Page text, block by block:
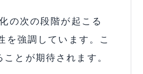
の次の段階が起こる
を強調しています。こ
とが期待されます。